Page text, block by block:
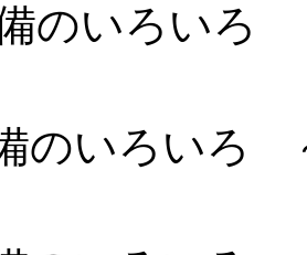
のいろいろ
のいろいろ